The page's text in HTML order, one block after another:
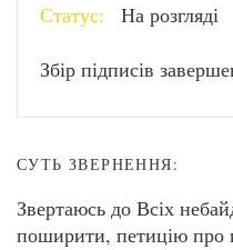
Статус: На розгляді
Збір підписів
СУТЬ ЗВЕРНЕННЯ:
Звертаюсь до Всіх
поширити, петицію про